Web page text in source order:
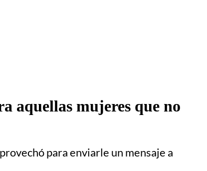
aquellas mujeres que no
para enviarle un mensaje a